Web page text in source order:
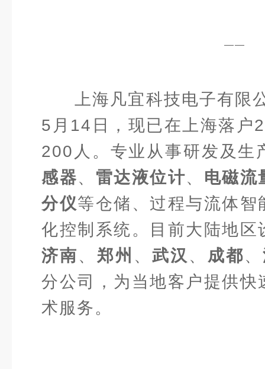
——
上海凡宜科技电子有限
5月14日，现已在上海落户
200人。专业从事研发及生
感器、 雷达液位计、 电磁流
分仪等仓储、过程与流体智
化控制系统。目前大陆地区
济南、 郑州 、 武汉 、 成都、
分公司，为当地客户提供快
术服务。